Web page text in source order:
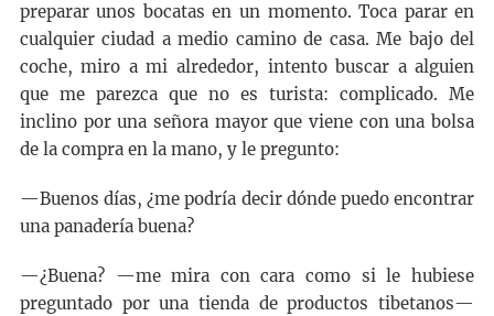
preparar unos bocatas en un momento. Toca parar en
cualquier ciudad a medio camino de casa. Me bajo del
coche, miro a mi alrededor, intento buscar a alguien
que me parezca que no es turista: complicado. Me
inclino por una señora mayor que viene con una bolsa
de la compra en la mano, y le pregunto:
—Buenos días, ¿me podría decir dónde puedo encontrar
una panadería buena?
—¿Buena? —me mira con cara como si le hubiese
preguntado por una tienda de productos tibetanos—